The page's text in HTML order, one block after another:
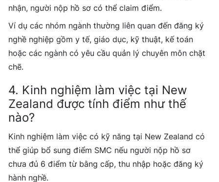
nhận, người nộp hồ sơ có thể claim điểm.
Ví dụ các nhóm ngành thường liên quan đến đăng ký
nghề nghiệp gồm y tế, giáo dục, kỹ thuật, kế toán
hoặc các ngành có yêu cầu quản lý chuyên môn chặt
chẽ.
4. Kinh nghiệm làm việc tại New
Zealand được tính điểm như thế
nào?
Kinh nghiệm làm việc có kỹ năng tại New Zealand có
thể giúp bổ sung điểm SMC nếu người nộp hồ sơ
chưa đủ 6 điểm từ bằng cấp, thu nhập hoặc đăng ký
hành nghề.